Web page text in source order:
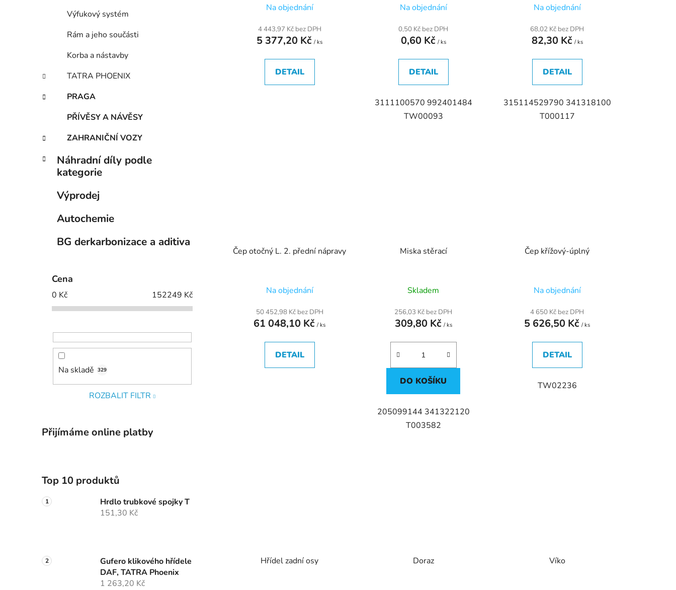
Výfukový systém
Rám a jeho součásti
Korba a nástavby
TATRA PHOENIX
PRAGA
PŘÍVĚSY A NÁVĚSY
ZAHRANIČNÍ VOZY
Náhradní díly podle
kategorie
Výprodej
Autochemie
BG derkarbonizace a aditiva
Cena
0 Kč 152249 Kč
Na skladě 329
ROZBALIT FILTR
Přijímáme online platby
Top 10 produktů
Hrdlo trubkové spojky T
151,30 Kč
Gufero klikového hřídele
DAF, TATRA Phoenix
1 263,20 Kč
Na objednání
4 443,97 Kč bez DPH
5 377,20 Kč/ ks
DETAIL
Na objednání
0,50 Kč bez DPH
0,60 Kč / ks
DETAIL
3111100570 992401484
TW00093
Na objednání
68,02 Kč bez DPH
82,30 Kč / ks
DETAIL
315114529790 341318100
T000117
Čep otočný L. 2. přední nápravy
Na objednání
50 452,98 Kč bez DPH
61 048,10 Kč/ ks
DETAIL
Miska stěrací
Skladem
256,03 Kč bez DPH
309,80 Kč / ks
DO KOŠÍKU
205099144 341322120
T003582
Čep křížový-úplný
Na objednání
4 650 Kč bez DPH
5 626,50 Kč/ ks
DETAIL
TW02236
Hřídel zadní osy Doraz Víko